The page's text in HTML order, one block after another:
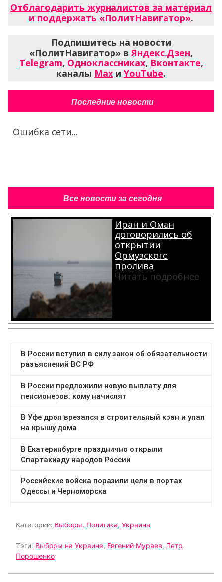
Отблагодарить журналистов за материал
и поддержать «ПолитНавигатор».
Подпишитесь на новости
«ПолитНавигатор» вЯндекс.Дзен,
Telegram, Одноклассниках, Вконтакте,
каналы Max и YouTube.
Последние новости
Ошибка сети...
Все новости за сегодня
Иран и Оман
договорились об
открытии
Ормузского
пролива
Читать подробнее
Категории: Выборы, Политика, Украина
Тэги: Выборы на Украине, Евгений Мураев, Петр
Порошенко